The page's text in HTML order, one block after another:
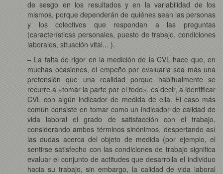
de sesgo en los resultados y en la variabilidad de los
mismos, porque dependerán de quiénes sean las personas
y los colectivos que respondan a las preguntas
(características personales, puesto de trabajo, condiciones
laborales, situación vital... ).
– La falta de rigor en la medición de la CVL hace que, en
muchas ocasiones, el empeño por evaluarla sea más una
pretensión que una realidad porque habitualmente se
recurre a «tomar la parte por el todo», es decir, a identificar
CVL con algún indicador de medida de ella. El caso más
común consiste en tomar como un indicador de calidad de
vida laboral el grado de satisfacción con el trabajo,
considerando ambos términos sinónimos, despertando así
las dudas acerca del objeto de medida (por ejemplo, el
sentirse satisfecho con las condiciones de trabajo significa
evaluar el conjunto de actitudes que desarrolla el individuo
hacia su trabajo, sin embargo, la calidad de vida laboral